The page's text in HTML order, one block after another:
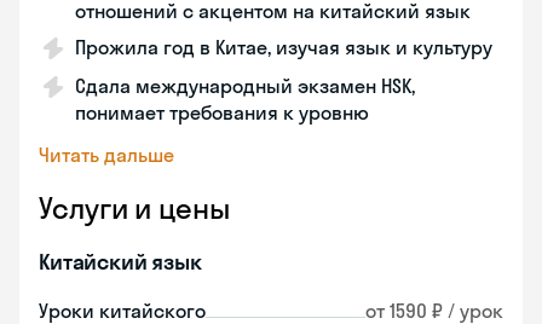
отношений с акцентом на китайский язык
Прожила год в Китае, изучая язык и культуру
Сдала международный экзамен HSK,
понимает требования к уровню
Читать дальше
Услуги и цены
Китайский язык
Уроки китайского от 1590 ₽ / урок